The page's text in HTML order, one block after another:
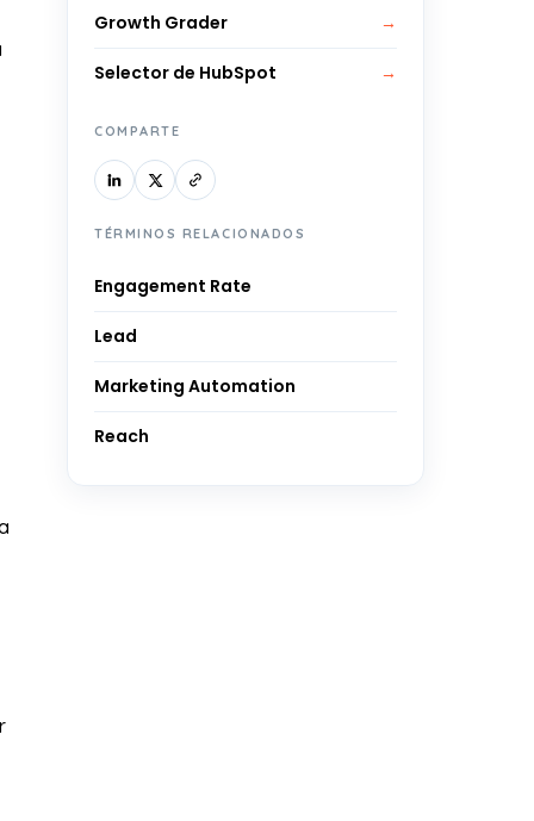
Growth Grader →
Selector de HubSpot →
COMPARTE
TÉRMINOS RELACIONADOS
Engagement Rate
Lead
Marketing Automation
Reach